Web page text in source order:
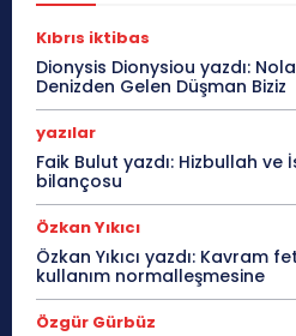
Kıbrıs iktibas
Dionysis Dionysiou yazdı:
Denizden Gelen Düşman Biziz
yazılar
Faik Bulut yazdı: Hizbullah ve
bilançosu
Özkan Yıkıcı
Özkan Yıkıcı yazdı: Kavram
kullanım normalleşmesine
Özgür Gürbüz